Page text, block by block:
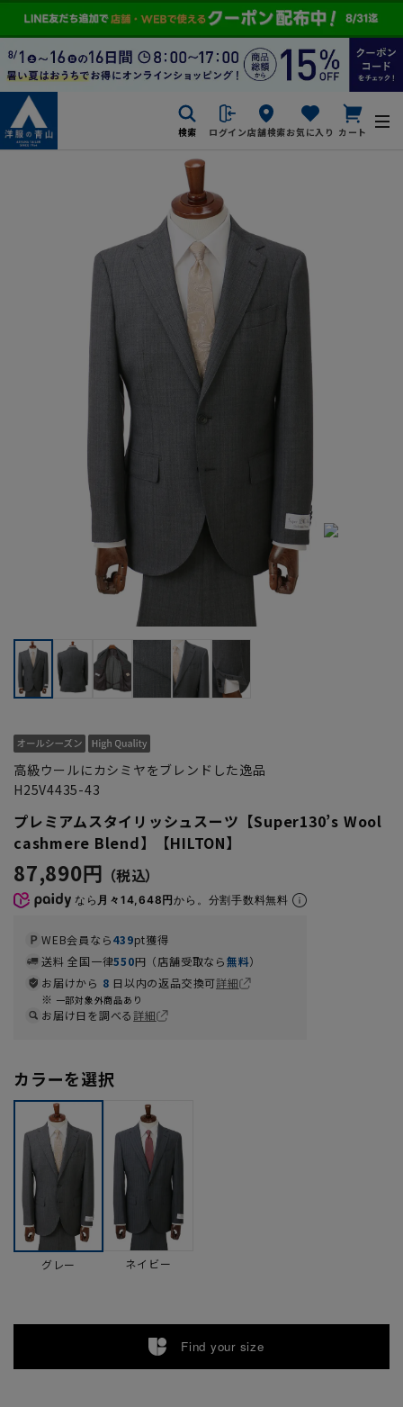
検索 ログイン店舗検索お気に入り カート
高級ウールにカシミヤをブレンドした逸品
H25V4435-43
プレミアムスタイリッシュスーツ【Super130’s Wool
cashmere Blend】【HILTON】
87,890円
なら 月々14,648円から。分割手数料無料
WEB会員なら439pt獲得
送料 全国一律550円（店舗受取なら無料）
お届けから 8 日以内の返品交換可詳細
一部対象外商品あり
お届け日を調べる詳細
カラーを選択
グレー ネイビー
Find your size